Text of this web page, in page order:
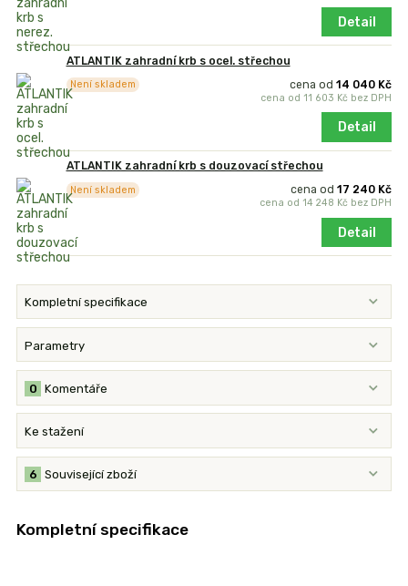
Detail
ATLANTIK zahradní krb s ocel. střechou
cena od14 040 Kč
cena od11 603 Kč bez DPH
Není skladem
Detail
ATLANTIK zahradní krb s douzovací střechou
cena od17 240 Kč
cena od14 248 Kč bez DPH
Není skladem
Detail
Kompletní specifikace
Parametry
Komentáře
0
Ke stažení
Související zboží
6
Kompletní specifikace